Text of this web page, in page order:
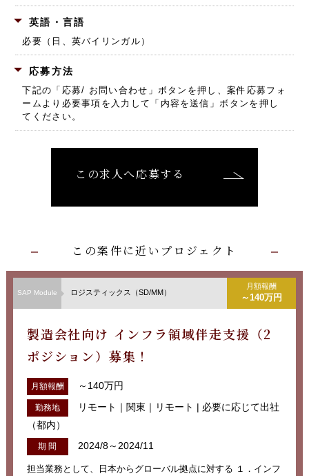
英語・言語
必要（日、英バイリンガル）
応募方法
下記の「応募/ お問い合わせ」ボタンを押し、 案件応募フォ
ームより必要事項を入力して「内容を送信」ボタンを押し
てください。
この求人へ応募する
この案件に近いプロジェクト
SAP Module ロジスティックス（SD/MM）
月額報酬
～140万円
製造会社向け インフラ領域伴走支援（2
ポジション）募集！
月額報酬 ～140万円
勤務地
リモート｜関東｜リモート | 必要に応じて出社
（都内）
期 間 2024/8～2024/11
担当業務として、日本からグローバル拠点に対する １．インフ